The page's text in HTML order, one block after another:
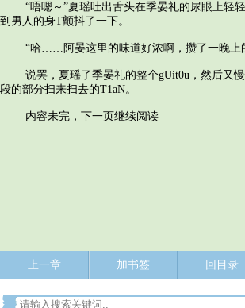
“唔嗯～”夏瑶吐出舌头在季晏礼的尿眼上轻轻
到男人的身T颤抖了一下。
“哈……阿晏这里的味道好浓啊，攒了一晚上
说罢，夏瑶了季晏礼的整个gUit0u，然后又慢
段的部分扫来扫去的T1aN。
内容未完，下一页继续阅读
上一章 加书签 回目录